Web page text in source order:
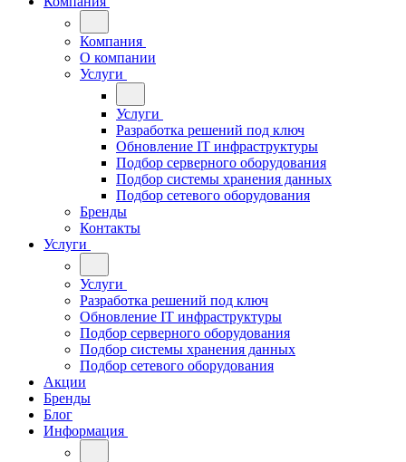
Компания
О компании
Услуги
Услуги
Разработка решений под ключ
Обновление IT инфраструктуры
Подбор серверного оборудования
Подбор системы хранения данных
Подбор сетевого оборудования
Бренды
Контакты
Услуги
Услуги
Разработка решений под ключ
Обновление IT инфраструктуры
Подбор серверного оборудования
Подбор системы хранения данных
Подбор сетевого оборудования
Акции
Бренды
Блог
Информация